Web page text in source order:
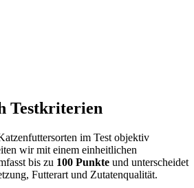
Testkriterien
im Test objektiv
wir mit einem einheitlichen
bis zu 100 Punkte und unterscheidet
Futterart und Zutatenqualität.